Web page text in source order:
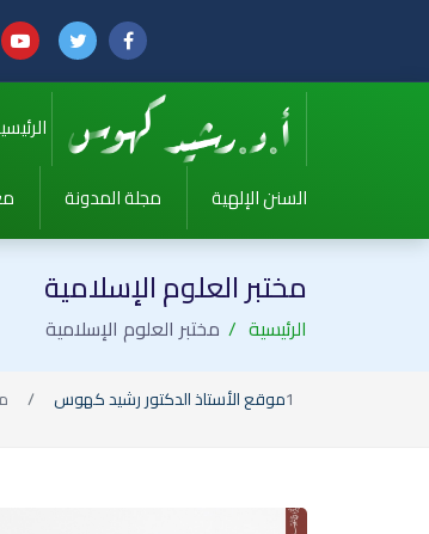
السنن الإلهية مجلة المدونة
مختبر العلوم الإسلامية
الرئيسية مختبر العلوم الإسلامية
موقع الأستاذ الدكتور رشيد كهوس